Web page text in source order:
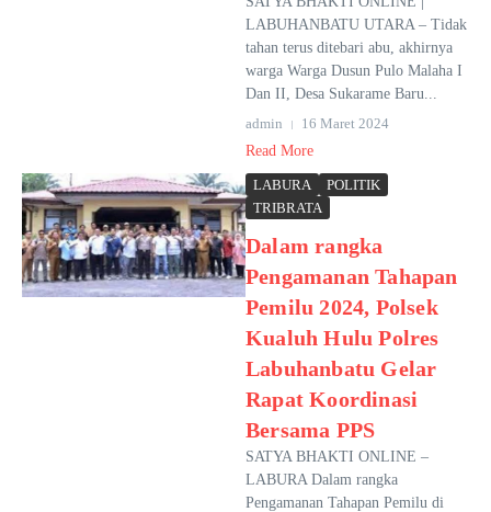
LABUHANBATU UTARA – Tidak
tahan terus ditebari abu, akhirnya
warga Warga Dusun Pulo Malaha I
Dan II, Desa Sukarame Baru...
admin
16 Maret 2024
Read More
LABURA
POLITIK
TRIBRATA
Dalam rangka
Pengamanan Tahapan
Pemilu 2024, Polsek
Kualuh Hulu Polres
Labuhanbatu Gelar
Rapat Koordinasi
Bersama PPS
SATYA BHAKTI ONLINE –
LABURA Dalam rangka
Pengamanan Tahapan Pemilu di